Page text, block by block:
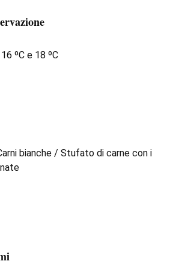
ºC e 18 ºC
bianche / Stufato di carne con i